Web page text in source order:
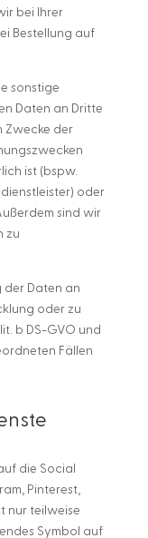
bei Ihrer
Bestellung auf
sonstige
Daten an Dritte
Zwecke der
ist (bspw.
oder
sind wir
zu
der Daten an
oder zu
b DS-GVO und
Fällen
die Social
Pinterest,
nur teilweise
Symbol auf